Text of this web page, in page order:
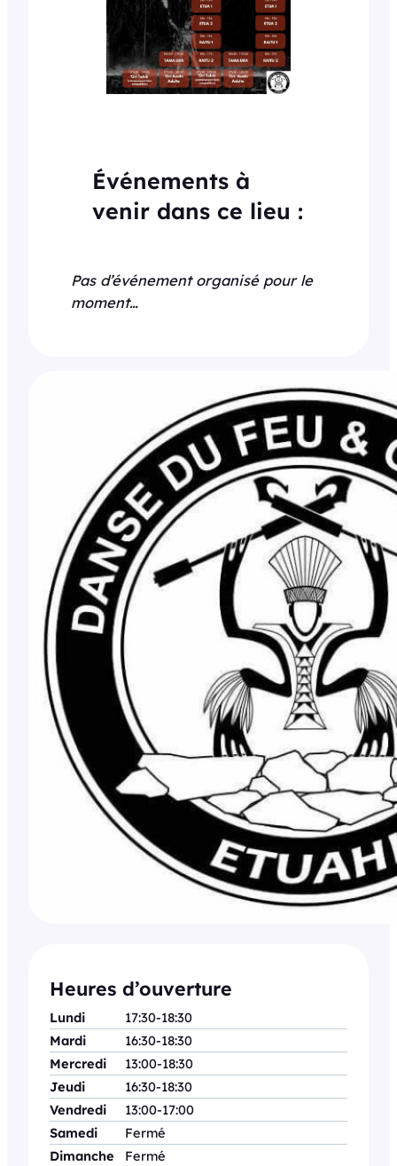
Événements à
venir dans ce lieu :
Pas d’événement organisé pour le
moment…
Heures d’ouverture
Lundi
17:30-18:30
Mardi
16:30-18:30
Mercredi
13:00-18:30
Jeudi
16:30-18:30
Vendredi
13:00-17:00
Samedi
Fermé
Dimanche
Fermé